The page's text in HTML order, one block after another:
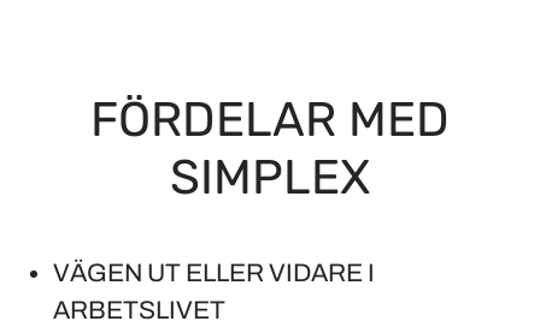
FÖRDELAR MED
SIMPLEX
VÄGEN UT ELLER VIDARE I
ARBETSLIVET